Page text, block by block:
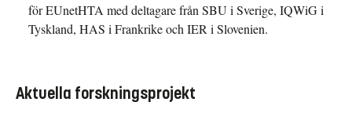
för EUnetHTA med deltagare från SBU i Sverige, IQWiG i
Tyskland, HAS i Frankrike och IER i Slovenien.
Aktuella forskningsprojekt